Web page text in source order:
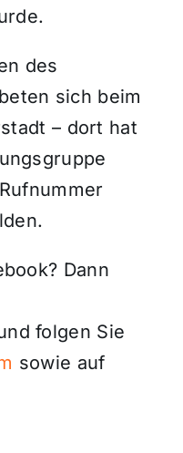
des
sich beim
– dort hat
Dann
folgen Sie
sowie auf